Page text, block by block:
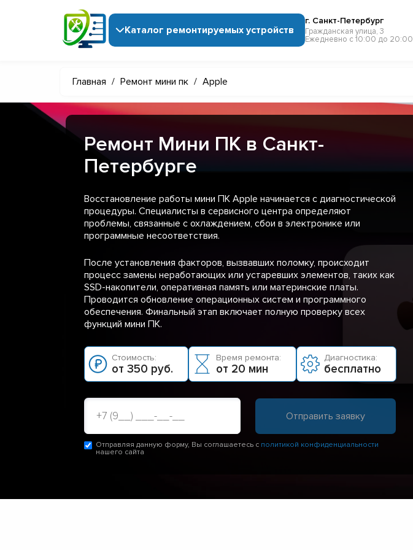
Каталог ремонтируемых устройств
г. Санкт-Петербург
Гражданская улица, 3
Ежедневно с 10:00 до 20:00
Главная / Ремонт мини пк / Apple
Ремонт Мини ПК в Санкт-
Петербурге
Восстановление работы мини ПК Apple начинается с диагностической
процедуры. Специалисты в сервисного центра определяют
проблемы, связанные с охлаждением, сбои в электронике или
программные несоответствия.
После установления факторов, вызвавших поломку, происходит
процесс замены неработающих или устаревших элементов, таких как
SSD-накопители, оперативная память или материнские платы.
Проводится обновление операционных систем и программного
обеспечения. Финальный этап включает полную проверку всех
функций мини ПК.
Стоимость:
от 350 руб.
Время ремонта:
от 20 мин
Диагностика:
бесплатно
Отправляя данную форму, Вы соглашаетесь с политикой конфиденциальности
нашего сайта